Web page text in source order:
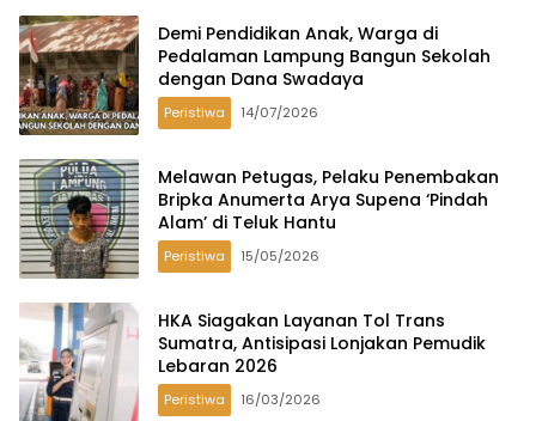
Demi Pendidikan Anak, Warga di
Pedalaman Lampung Bangun Sekolah
dengan Dana Swadaya
Peristiwa 14/07/2026
Melawan Petugas, Pelaku Penembakan
Bripka Anumerta Arya Supena ‘Pindah
Alam’ di Teluk Hantu
Peristiwa 15/05/2026
HKA Siagakan Layanan Tol Trans
Sumatra, Antisipasi Lonjakan Pemudik
Lebaran 2026
Peristiwa 16/03/2026